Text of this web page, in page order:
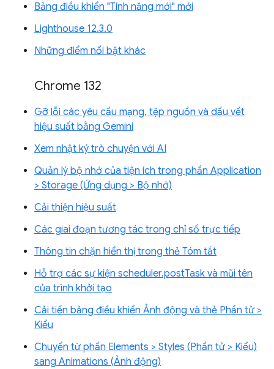
Bảng điều khiển "Tính năng mới" mới
Lighthouse 12.3.0
Những điểm nổi bật khác
Chrome 132
Gỡ lỗi các yêu cầu mạng, tệp nguồn và dấu vết
hiệu suất bằng Gemini
Xem nhật ký trò chuyện với AI
Quản lý bộ nhớ của tiện ích trong phần Application
> Storage (Ứng dụng > Bộ nhớ)
Cải thiện hiệu suất
Các giai đoạn tương tác trong chỉ số trực tiếp
Thông tin chặn hiển thị trong thẻ Tóm tắt
Hỗ trợ các sự kiện scheduler.postTask và mũi tên
của trình khởi tạo
Cải tiến bảng điều khiển Ảnh động và thẻ Phần tử >
Kiểu
Chuyển từ phần Elements > Styles (Phần tử > Kiểu)
sang Animations (Ảnh động)